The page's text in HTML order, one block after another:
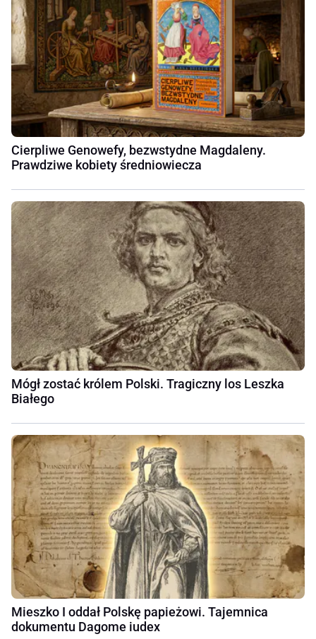
Cierpliwe Genowefy, bezwstydne Magdaleny.
Prawdziwe kobiety średniowiecza
Mógł zostać królem Polski. Tragiczny los Leszka
Białego
Mieszko I oddał Polskę papieżowi. Tajemnica
dokumentu Dagome iudex